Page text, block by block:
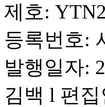
제호:
등록번호:
발행일자:
김백 l 편